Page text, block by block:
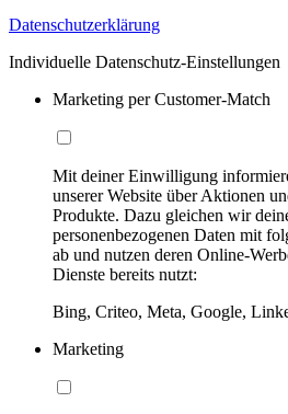
Datenschutzerklärung
Individuelle Datenschutz-Einstellungen
Marketing per Customer-Match
Mit deiner Einwilligung
unserer Website über Aktionen
Produkte. Dazu gleichen wir
personenbezogenen Daten mit
ab und nutzen deren Online-
Dienste bereits nutzt:
Bing, Criteo, Meta, Google,
Marketing